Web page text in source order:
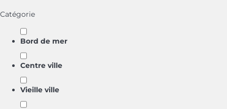
Catégorie
Bord de mer
Centre ville
Vieille ville